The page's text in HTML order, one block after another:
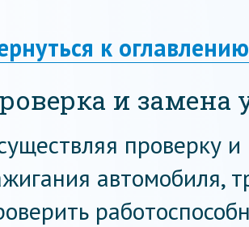
к оглавлению
и замена
проверку
автомобиля,